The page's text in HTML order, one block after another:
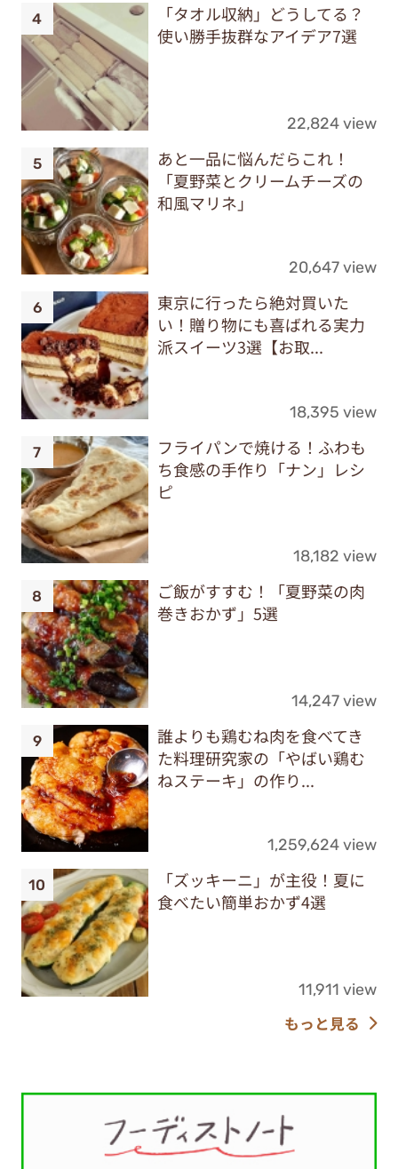
「タオル収納」どうしてる？
使い勝手抜群なアイデア7選
22,824 view
あと一品に悩んだらこれ！
「夏野菜とクリームチーズの
和風マリネ」
20,647 view
東京に行ったら絶対買いた
い！贈り物にも喜ばれる実力
派スイーツ3選【お取...
18,395 view
フライパンで焼ける！ふわも
ち食感の手作り「ナン」レシ
ピ
18,182 view
ご飯がすすむ！「夏野菜の肉
巻きおかず」5選
14,247 view
誰よりも鶏むね肉を食べてき
た料理研究家の「やばい鶏む
ねステーキ」の作り...
1,259,624 view
「ズッキーニ」が主役！夏に
食べたい簡単おかず4選
11,911 view
もっと見る